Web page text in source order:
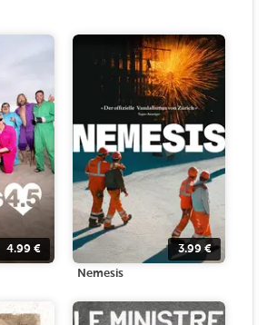
4.99 € 3.99€
Nemesis